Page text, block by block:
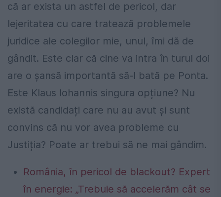
că ar exista un astfel de pericol, dar
lejeritatea cu care tratează problemele
juridice ale colegilor mie, unul, îmi dă de
gândit. Este clar că cine va intra în turul doi
are o șansă importantă să-l bată pe Ponta.
Este Klaus Iohannis singura opțiune? Nu
există candidați care nu au avut și sunt
convins că nu vor avea probleme cu
Justiția? Poate ar trebui să ne mai gândim.
România, în pericol de blackout? Expert
în energie: „Trebuie să accelerăm cât se